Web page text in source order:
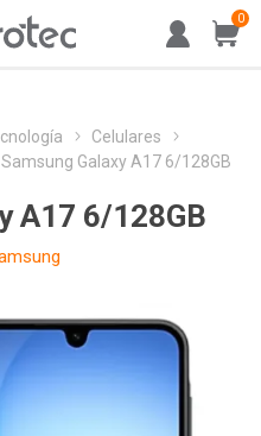
0
Celulares
Samsung Galaxy A17 6/128GB
A17 6/128GB